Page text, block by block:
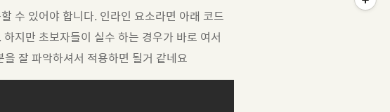
수 있어야 합니다. 인라인 요소라면 아래 코드
지만 초보자들이 실수 하는 경우가 바로 여서
잘 파악하셔서 적용하면 될거 같네요